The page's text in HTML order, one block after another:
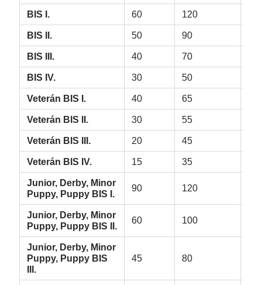
BIS I. 60 120
BIS II. 50 90
BIS III. 40 70
BIS IV. 30 50
Veterán BIS I. 40 65
Veterán BIS II. 30 55
Veterán BIS III. 20 45
Veterán BIS IV. 15 35
Junior, Derby, Minor
Puppy, Puppy BIS I.
90 120
Junior, Derby, Minor
Puppy, Puppy BIS II.
60 100
Junior, Derby, Minor
Puppy, Puppy BIS
III.
45 80